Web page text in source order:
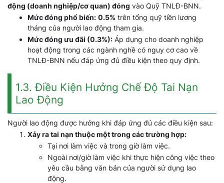
động (doanh nghiệp/cơ quan) đóng vào Quỹ TNLĐ-BNN.
Mức đóng phổ biến: 0.5% trên tổng quỹ tiền lương
tháng của người lao động tham gia.
Mức đóng ưu đãi (0.3%): Áp dụng cho doanh nghiệp
hoạt động trong các ngành nghề có nguy cơ cao về
TNLĐ-BNN nếu đáp ứng đủ điều kiện theo quy định.
1.3. Điều Kiện Hưởng Chế Độ Tai Nạn
Lao Động
Người lao động được hưởng khi đáp ứng đủ các điều kiện sau:
Xảy ra tai nạn thuộc một trong các trường hợp:
Tại nơi làm việc và trong giờ làm việc.
Ngoài nơi/giờ làm việc khi thực hiện công việc theo
yêu cầu bằng văn bản của người sử dụng lao
động.